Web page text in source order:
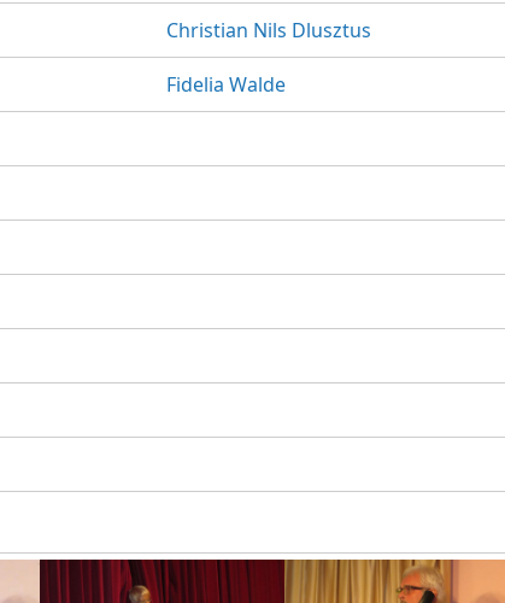
Christian Nils Dlusztus
Fidelia Walde